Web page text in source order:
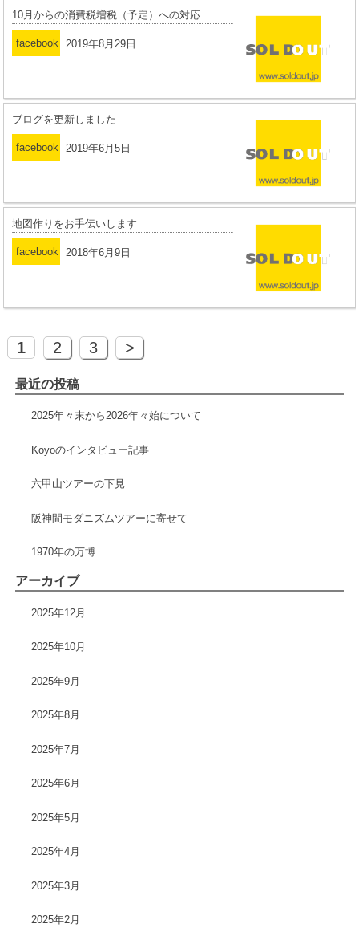
10月からの消費税増税（予定）への対応
facebook 2019年8月29日
ブログを更新しました
facebook 2019年6月5日
地図作りをお手伝いします
facebook 2018年6月9日
1 2 3 >
最近の投稿
2025年々末から2026年々始について
Koyoのインタビュー記事
六甲山ツアーの下見
阪神間モダニズムツアーに寄せて
1970年の万博
アーカイブ
2025年12月
2025年10月
2025年9月
2025年8月
2025年7月
2025年6月
2025年5月
2025年4月
2025年3月
2025年2月